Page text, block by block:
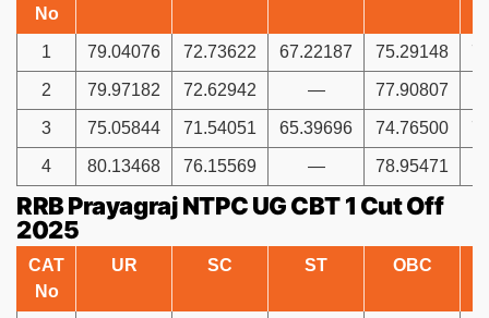
No
1 79.04076 72.73622 67.22187 75.29148
2 79.97182 72.62942 — 77.90807
3 75.05844 71.54051 65.39696 74.76500
4 80.13468 76.15569 — 78.95471
RRB Prayagraj NTPC UG CBT 1 Cut Off
2025
CAT
No
UR SC ST OBC